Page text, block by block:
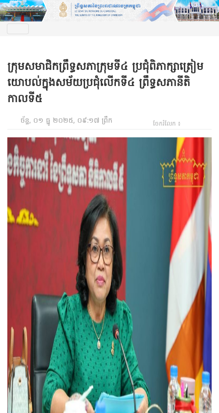
ក្រុមសមាជិកព្រឹទ្ធសភាក្រុមទី៤ ប្រជុំពិភាក្សាត្រៀម
យោបល់ក្នុងសម័យប្រជុំលើកទី៤ ព្រឹទ្ធសភានីតិ
កាលទី៥
ច័ន្ទ, ០១ ធ្នូ ២០២៥, ០៩:១៧ ព្រឹក ចែករំលែក ៖